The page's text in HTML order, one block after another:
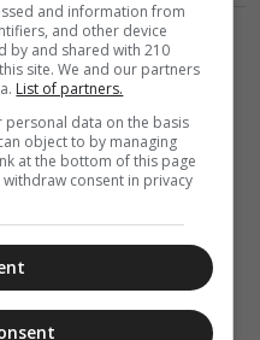
γρήγορη και ιδαιτέρως
and information from
and other device
by and shared with 210
site. We and our partners
List of partners.
personal data on the basis
object to by managing
at the bottom of this page
consent in privacy